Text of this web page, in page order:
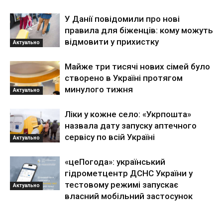
Актуально
У Данії повідомили про нові
правила для біженців: кому можуть
відмовити у прихистку
Актуально
Майже три тисячі нових сімей було
створено в Україні протягом
минулого тижня
Актуально
Ліки у кожне село: «Укрпошта»
назвала дату запуску аптечного
сервісу по всій Україні
Актуально
«цеПогода»: український
гідрометцентр ДСНС України у
тестовому режимі запускає
власний мобільний застосунок